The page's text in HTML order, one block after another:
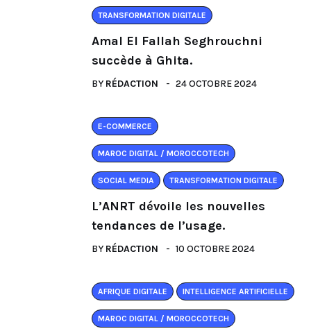
TRANSFORMATION DIGITALE
Amal El Fallah Seghrouchni
succède à Ghita.
BY RÉDACTION 24 OCTOBRE 2024
E-COMMERCE
MAROC DIGITAL / MOROCCOTECH
SOCIAL MEDIA TRANSFORMATION DIGITALE
L’ANRT dévoile les nouvelles
tendances de l’usage.
BY RÉDACTION 10 OCTOBRE 2024
AFRIQUE DIGITALE INTELLIGENCE ARTIFICIELLE
MAROC DIGITAL / MOROCCOTECH